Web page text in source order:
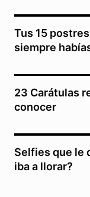
Tus 15
siempre
23 Carátulas
conocer
Selfies que le
iba a llorar?